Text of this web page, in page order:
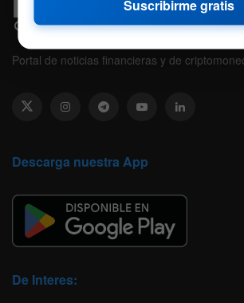
Portal de noticias financieras y de
Descarga nuestra App
De Interes:
Suscribirme gratis